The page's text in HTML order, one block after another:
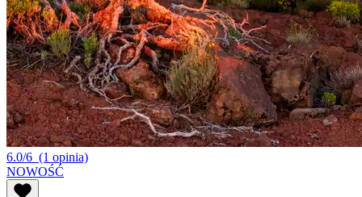
6.0/6 (1 opinia)
NOWOŚĆ